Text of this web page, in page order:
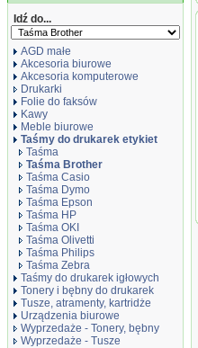
Idź do...
AGD małe
Akcesoria biurowe
Akcesoria komputerowe
Drukarki
Folie do faksów
Kawy
Meble biurowe
Taśmy do drukarek etykiet
Taśma
Taśma Brother
Taśma Casio
Taśma Dymo
Taśma Epson
Taśma HP
Taśma OKI
Taśma Olivetti
Taśma Philips
Taśma Zebra
Taśmy do drukarek igłowych
Tonery i bębny do drukarek
Tusze, atramenty, kartridże
Urządzenia biurowe
Wyprzedaże - Tonery, bębny
Wyprzedaże - Tusze